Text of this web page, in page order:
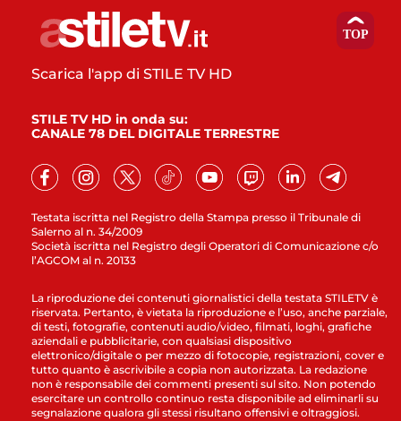
Testata iscritta nel Registro della Stampa presso il Tribunale di
Salerno al n. 34/2009
Società iscritta nel Registro degli Operatori di Comunicazione c/o
l’AGCOM al n. 20133
Scarica l'app di STILE TV HD
STILE TV HD in onda su:
CANALE 78 DEL DIGITALE TERRESTRE
La riproduzione dei contenuti giornalistici della testata STILETV è
riservata. Pertanto, è vietata la riproduzione e l’uso, anche parziale,
di testi, fotografie, contenuti audio/video, filmati, loghi, grafiche
aziendali e pubblicitarie, con qualsiasi dispositivo
elettronico/digitale o per mezzo di fotocopie, registrazioni, cover e
tutto quanto è ascrivibile a copia non autorizzata. La redazione
non è responsabile dei commenti presenti sul sito. Non potendo
esercitare un controllo continuo resta disponibile ad eliminarli su
segnalazione qualora gli stessi risultano offensivi e oltraggiosi.